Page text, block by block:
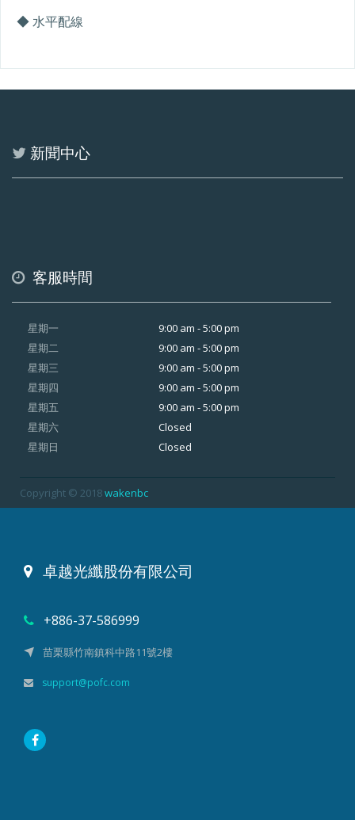
◆ 水平配線
新聞中心
客服時間
星期一
星期二
星期三
星期四
星期五
星期六
星期日
9:00 am - 5:00 pm
9:00 am - 5:00 pm
9:00 am - 5:00 pm
9:00 am - 5:00 pm
9:00 am - 5:00 pm
Closed
Closed
Copyright © 2018wakenbc
卓越光纖股份有限公司
+886-37-586999
苗栗縣竹南鎮科中路11號2樓
support@pofc.com